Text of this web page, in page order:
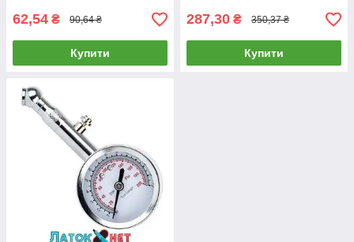
62,54 ₴ 90,64 ₴
Купити
287,30 ₴ 350,37 ₴
Купити